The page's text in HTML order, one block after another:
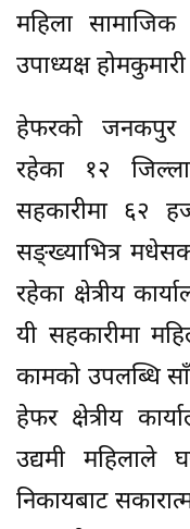
महिला
उपाध्यक्ष
हेफरको जनकपुर
रहेका १२
सहकारीमा ६२
सङ्ख्याभित्र
रहेका क्षेत्रीय
यी सहकारीमा
कामको उपलब्धि
हेफर क्षेत्रीय
उद्यमी महिलाले
निकायबाट